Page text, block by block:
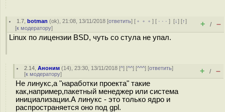
1.7 ,botman (ok), 21:08, 13/11/2018 [ответить] [ ﹢﹢﹢] [ · · ·][↓] [↑]
[к модератору] + / –
Linux по лицензии BSD, чуть со стула не упал.
2.14 ,Аноним (14), 23:30, 13/11/2018 [^] [^^] [^^^] [ответить]
[к модератору] + / –
Не линукс,а "наработки проекта" такие
как,например,пакетный менеджер или система
инициализации.А линукс - это только ядро и
распространяется оно под gpl.